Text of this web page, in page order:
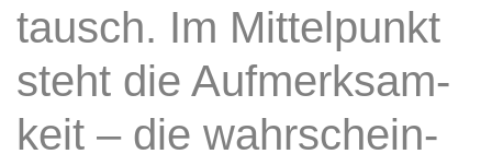
tausch. Im Mittel­punkt
steht die Auf­merk­sam­
keit – die wahr­schein­